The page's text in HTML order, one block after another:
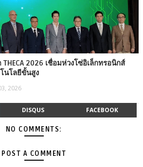
2026 เชื่อมห่วงโซ่อิเล็กทรอนิกส์
นโลยีขั้นสูง
2026
DISQUS FACEBOOK
NO COMMENTS:
POST A COMMENT